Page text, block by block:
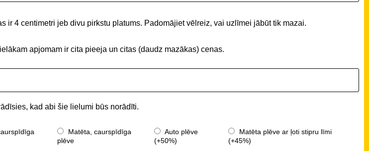
ir 4 centimetri jeb divu pirkstu platums. Padomājiet vēlreiz, vai uzlīmei jābūt tik mazai.
apjomam ir cita pieeja un citas (daudz mazākas) cenas.
kad abi šie lielumi būs norādīti.
Matēta, caurspīdīga
plēve
Auto plēve
(+50%)
Matēta plēve ar ļoti stipru līmi
(+45%)